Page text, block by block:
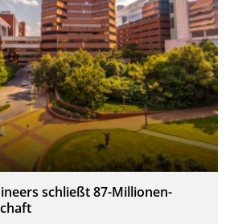
schließt 87-Millionen-